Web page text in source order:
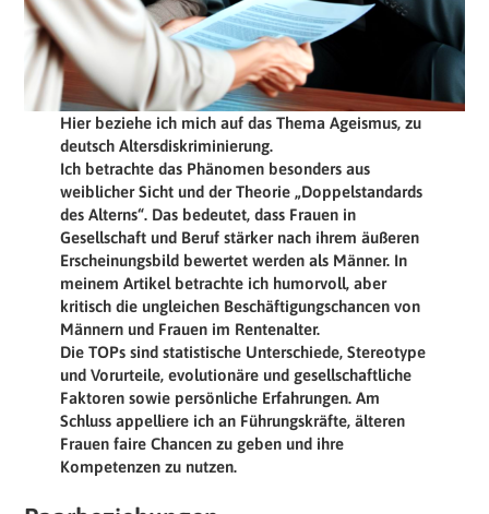
Hier beziehe ich mich auf das Thema Ageismus, zu
deutsch Altersdiskriminierung.
Ich betrachte das Phänomen besonders aus
weiblicher Sicht und der Theorie „Doppelstandards
des Alterns“. Das bedeutet, dass Frauen in
Gesellschaft und Beruf stärker nach ihrem äußeren
Erscheinungsbild bewertet werden als Männer. In
meinem Artikel betrachte ich humorvoll, aber
kritisch die ungleichen Beschäftigungschancen von
Männern und Frauen im Rentenalter.
Die TOPs sind statistische Unterschiede, Stereotype
und Vorurteile, evolutionäre und gesellschaftliche
Faktoren sowie persönliche Erfahrungen. Am
Schlussappelliere ich an Führungskräfte, älteren
Frauen faire Chancen zu geben und ihre
Kompetenzen zu nutzen.